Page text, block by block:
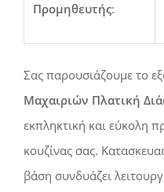
Προμηθευτής:
Σας παρουσιάζουμε το
Μαχαιριών Πλατική
εκπληκτική και εύκολη
κουζίνας σας.
βάση συνδυάζει